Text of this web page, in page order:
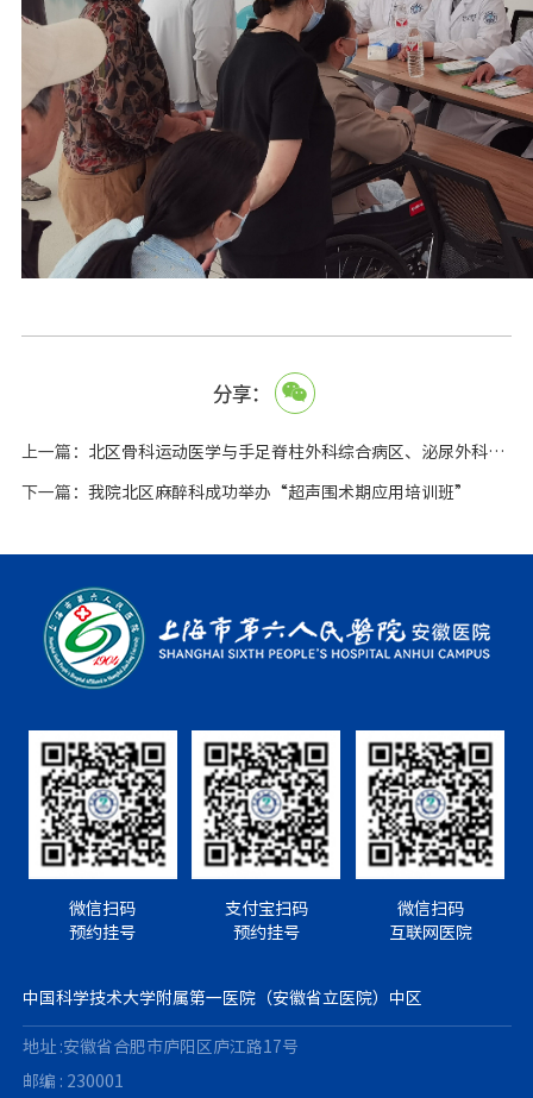
分享：
上一篇： 北区骨科运动医学与手足脊柱外科综合病区、泌尿外科病区启用
下一篇： 我院北区麻醉科成功举办“超声围术期应用培训班”
微信扫码
预约挂号
支付宝扫码
预约挂号
微信扫码
互联网医院
中国科学技术大学附属第一医院（安徽省立医院）中区
地址 :安徽省合肥市庐阳区庐江路17号
邮编 : 230001